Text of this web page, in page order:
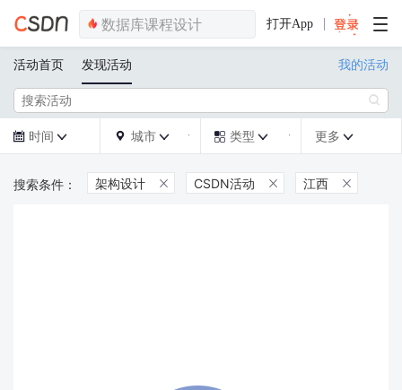
打开App
活动首页 发现活动 我的活动

 时间   城市   类型  更多 
架构设计  CSDN活动  江西 